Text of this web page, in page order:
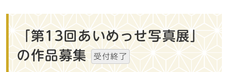
「第13回あいめっせ写真展」
の作品募集
受付終了